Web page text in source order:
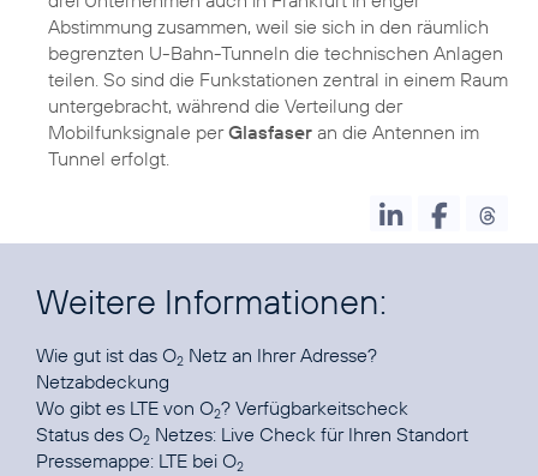
Abstimmung zusammen, weil sie sich in den räumlich
begrenzten U-Bahn-Tunneln die technischen Anlagen
teilen. So sind die Funkstationen zentral in einem Raum
untergebracht, während die Verteilung der
Mobilfunksignale perGlasfaser an die Antennen im
Tunnel erfolgt.
Weitere Informationen:
Wie gut ist das O2 Netz an Ihrer Adresse?
Netzabdeckung
Wo gibt es LTE von O2? Verfügbarkeitscheck
Status des O2 Netzes: Live Check für Ihren Standort
Pressemappe: LTE bei O2